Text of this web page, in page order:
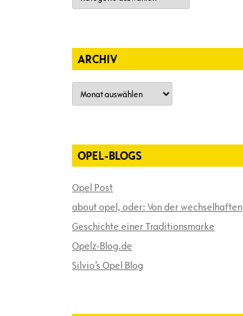
ARCHIV
Archiv
OPEL-BLOGS
Opel Post
about opel, oder: Von der wechselhaften
Geschichte einer Traditionsmarke
Opelz-Blog.de
Silvio’s Opel Blog